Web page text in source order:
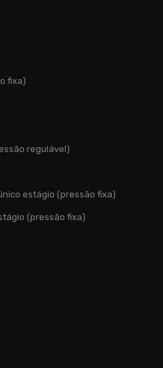
fixa)
regulável)
estágio (pressão fixa)
(pressão fixa)